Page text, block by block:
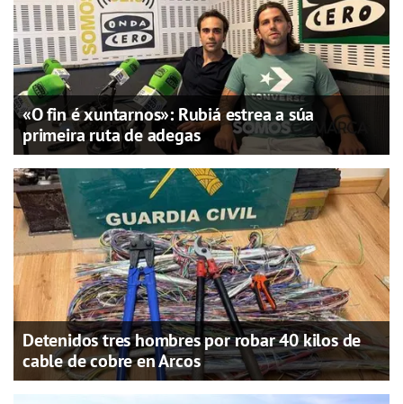
«O fin é xuntarnos»: Rubiá estrea a súa
primeira ruta de adegas
Detenidos tres hombres por robar 40 kilos de
cable de cobre en Arcos